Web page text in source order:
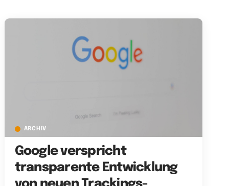
ARCHIV
Google verspricht
transparente Entwicklung